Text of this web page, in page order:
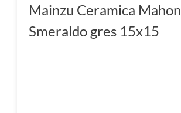
Mainzu Ceramica Mahon
Smeraldo gres 15x15